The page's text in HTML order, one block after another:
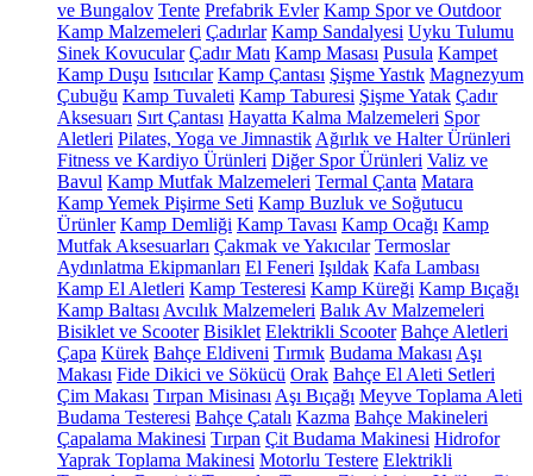
ve Bungalov Tente Prefabrik Evler Kamp Spor ve Outdoor
Kamp Malzemeleri Çadırlar Kamp Sandalyesi Uyku Tulumu
Sinek Kovucular Çadır Matı Kamp Masası Pusula Kampet
Kamp Duşu Isıtıcılar Kamp Çantası Şişme Yastık Magnezyum
Çubuğu Kamp Tuvaleti Kamp Taburesi Şişme Yatak Çadır
Aksesuarı Sırt Çantası Hayatta Kalma Malzemeleri Spor
Aletleri Pilates, Yoga ve Jimnastik Ağırlık ve Halter Ürünleri
Fitness ve Kardiyo Ürünleri Diğer Spor Ürünleri Valiz ve
Bavul Kamp Mutfak Malzemeleri Termal Çanta Matara
Kamp Yemek Pişirme Seti Kamp Buzluk ve Soğutucu
Ürünler Kamp Demliği Kamp Tavası Kamp Ocağı Kamp
Mutfak Aksesuarları Çakmak ve Yakıcılar Termoslar
Aydınlatma Ekipmanları El Feneri Işıldak Kafa Lambası
Kamp El Aletleri Kamp Testeresi Kamp Küreği Kamp Bıçağı
Kamp Baltası Avcılık Malzemeleri Balık Av Malzemeleri
Bisiklet ve Scooter Bisiklet Elektrikli Scooter Bahçe Aletleri
Çapa Kürek Bahçe Eldiveni Tırmık Budama Makası Aşı
Makası Fide Dikici ve Sökücü Orak Bahçe El Aleti Setleri
Çim Makası Tırpan Misinası Aşı Bıçağı Meyve Toplama Aleti
Budama Testeresi Bahçe Çatalı Kazma Bahçe Makineleri
Çapalama Makinesi Tırpan Çit Budama Makinesi Hidrofor
Yaprak Toplama Makinesi Motorlu Testere Elektrikli